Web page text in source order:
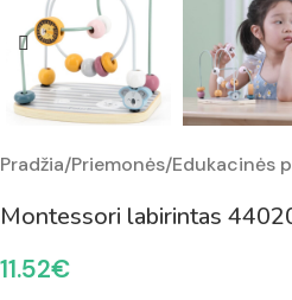
Pradžia/Priemonės/Edukacinės
Montessori labirintas
11.52€